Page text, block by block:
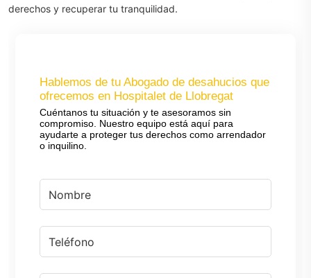
derechos y recuperar tu tranquilidad.
Hablemos de tu Abogado de desahucios que
ofrecemos en Hospitalet de Llobregat
Cuéntanos tu situación y te asesoramos sin
compromiso. Nuestro equipo está aquí para
ayudarte a proteger tus derechos como arrendador
o inquilino.